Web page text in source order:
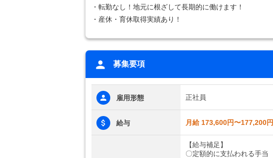
・転勤なし！地元に根ざして長期的に働けます！
・産休・育休取得実績あり！
募集要項
雇用形態 正社員
給与 月給 173,600円〜177,200円
【給与補足】
〇定額的に支払われる手当